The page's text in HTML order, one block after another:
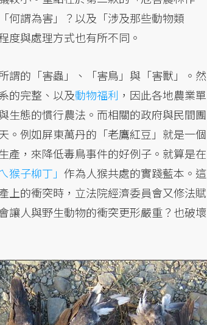
何謂為害」？以及「涉及那些動物類
度與處理方式也有所不同。
謂的「害蟲」、「害鳥」與「害獸」。然
的完整、以及動物福利 ，因此各地農業單
生態的慣行農法。而相關的政府與民間團
。例如屏東萬丹的「老鷹紅豆」就是一個
產，來降低毒鳥事件的好例子。就算是在
猴子柳丁」 作為人猴共處的實踐藍本。這
上的衝突時，立法院經濟委員會又修法賦
讓人與野生動物的衝突更形嚴重？也破壞